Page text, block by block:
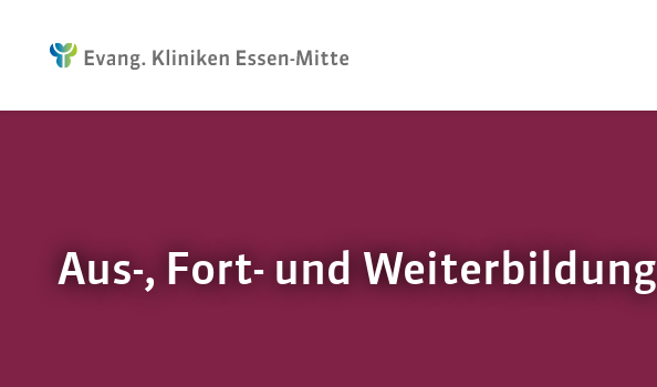
Aus-, Fort- und Weiterbildung